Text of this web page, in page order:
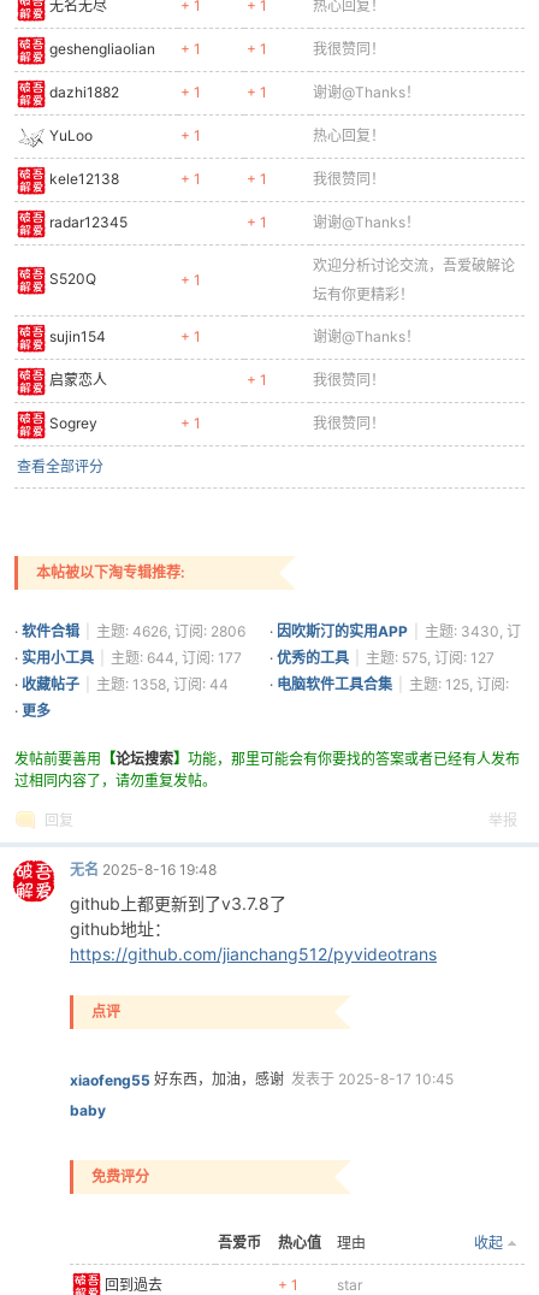
无名无尽 + 1 + 1 热心回复！
geshengliaolian + 1 + 1 我很赞同！
dazhi1882 + 1 + 1 谢谢@Thanks！
YuLoo + 1 热心回复！
kele12138 + 1 + 1 我很赞同！
radar12345 + 1 谢谢@Thanks！
S520Q + 1
欢迎分析讨论交流，吾爱破解论
坛有你更精彩！
sujin154 + 1 谢谢@Thanks！
启蒙恋人 + 1 我很赞同！
Sogrey + 1 我很赞同！
查看全部评分
本帖被以下淘专辑推荐:
· 软件合辑 主题: 4626, 订阅: 2806 · 因吹斯汀的实用APP
主题: 3430, 订
阅: 1361
· 实用小工具 主题: 644, 订阅: 177 · 优秀的工具
主题: 575, 订阅: 127
· 收藏帖子 主题: 1358, 订阅: 44 · 电脑软件工具合集
主题: 125, 订阅:
· 更多
发帖前要善用 【论坛搜索】 功能，那里可能会有你要找的答案或者已经有人发布
过相同内容了，请勿重复发帖。
回复 举报
无名 2025-8-16 19:48
github上都更新到了v3.7.8了
github地址：
https://github.com/jianchang512/pyvideotrans
点评
xiaofeng55
baby
好东西，加油，感谢 发表于 2025-8-17 10:45
免费评分
吾爱币 热心值 收起
理由
回到過去 + 1 star